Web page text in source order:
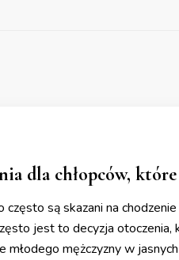
dla chłopców,
często są skazani na
jest to decyzja
młodego mężczyzny w